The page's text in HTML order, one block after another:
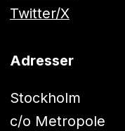
Twitter/X
Adresser
Stockholm
c/o Metropole